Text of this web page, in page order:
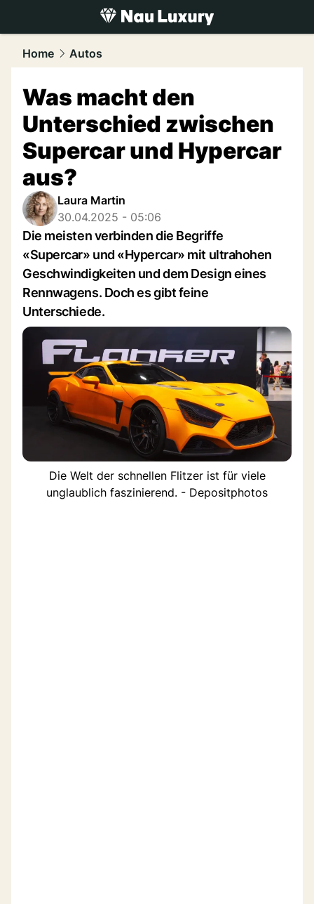
luxury.NAU.ch
Home Autos
Was macht den
Unterschied zwischen
Supercar und Hypercar
aus?
Laura Martin
30.04.2025 - 05:06
Die meisten verbinden die Begriffe
«Supercar» und «Hypercar» mit ultrahohen
Geschwindigkeiten und dem Design eines
Rennwagens. Doch es gibt feine
Unterschiede.
Die Welt der schnellen Flitzer ist für viele
unglaublich faszinierend. - Depositphotos